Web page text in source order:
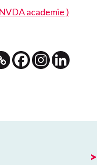
academie )
>